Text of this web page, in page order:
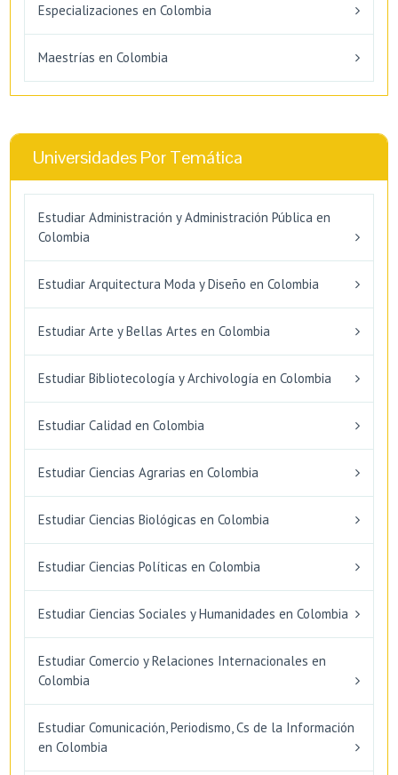
Especializaciones en Colombia
Maestrías en Colombia
Universidades Por Temática
Estudiar Administración y Administración Pública en
Colombia
Estudiar Arquitectura Moda y Diseño en Colombia
Estudiar Arte y Bellas Artes en Colombia
Estudiar Bibliotecología y Archivología en Colombia
Estudiar Calidad en Colombia
Estudiar Ciencias Agrarias en Colombia
Estudiar Ciencias Biológicas en Colombia
Estudiar Ciencias Políticas en Colombia
Estudiar Ciencias Sociales y Humanidades en Colombia
Estudiar Comercio y Relaciones Internacionales en
Colombia
Estudiar Comunicación, Periodismo, Cs de la Información
en Colombia